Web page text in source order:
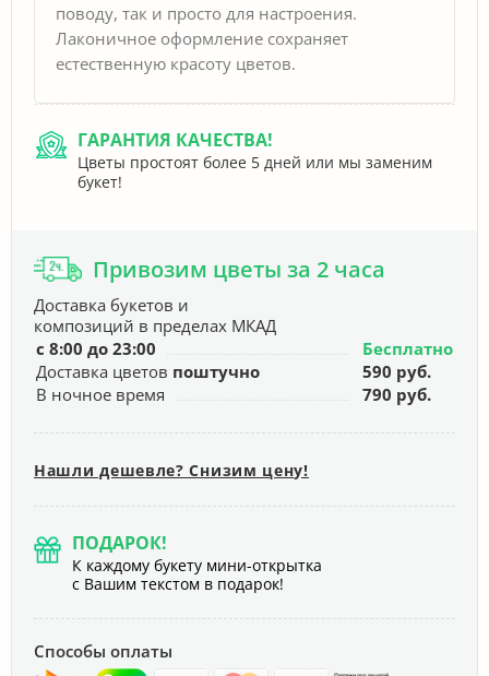
поводу, так и просто для настроения.
Лаконичное оформление сохраняет
естественную красоту цветов.
ГАРАНТИЯ КАЧЕСТВА!
Цветы простоят более 5 дней или мы заменим
букет!
Привозим цветы за 2 часа
Доставка букетов и
композиций в пределах МКАД
с 8:00 до 23:00
Бесплатно
Доставка цветов поштучно
590 руб.
В ночное время
790 руб.
Нашли дешевле? Снизим цену!
ПОДАРОК!
К каждому букету мини-открытка
с Вашим текстом в подарок!
Способы оплаты